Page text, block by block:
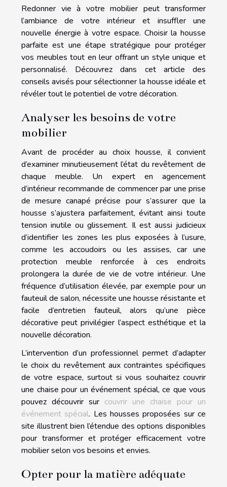
Redonner vie à votre mobilier peut transformer
l’ambiance de votre intérieur et insuffler une
nouvelle énergie à votre espace. Choisir la housse
parfaite est une étape stratégique pour protéger
vos meubles tout en leur offrant un style unique et
personnalisé. Découvrez dans cet article des
conseils avisés pour sélectionner la housse idéale et
révéler tout le potentiel de votre décoration.
Analyser les besoins de votre
mobilier
Avant de procéder au choix housse, il convient
d’examiner minutieusement l’état du revêtement de
chaque meuble. Un expert en agencement
d’intérieur recommande de commencer par une prise
de mesure canapé précise pour s’assurer que la
housse s’ajustera parfaitement, évitant ainsi toute
tension inutile ou glissement. Il est aussi judicieux
d’identifier les zones les plus exposées à l’usure,
comme les accoudoirs ou les assises, car une
protection meuble renforcée à ces endroits
prolongera la durée de vie de votre intérieur. Une
fréquence d’utilisation élevée, par exemple pour un
fauteuil de salon, nécessite une housse résistante et
facile d’entretien fauteuil, alors qu’une pièce
décorative peut privilégier l’aspect esthétique et la
nouvelle décoration.
L’intervention d’un professionnel permet d’adapter
le choix du revêtement aux contraintes spécifiques
de votre espace, surtout si vous souhaitez couvrir
une chaise pour un événement spécial, ce que vous
pouvez découvrir sur couvrir une chaise pour un
événement spécial. Les housses proposées sur ce
site illustrent bien l’étendue des options disponibles
pour transformer et protéger efficacement votre
mobilier selon vos besoins et envies.
Opter pour la matière adéquate